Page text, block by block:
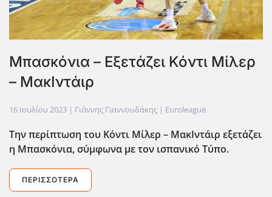
Μπασκόνια – Εξετάζει Κόντι Μίλερ
– ΜακΙντάιρ
16 Ιουλίου 2023 | Γιάννης Γιαννουδάκης | Euroleague
Την περίπτωση του Κόντι Μίλερ – ΜακΙντάιρ εξετάζει
η Μπασκόνια, σύμφωνα με τον ισπανικό Τύπο.
ΠΕΡΙΣΣΌΤΕΡΑ